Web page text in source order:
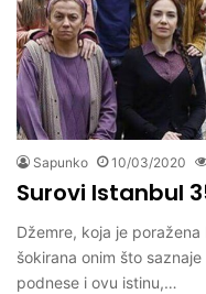
Sapunko 10/03/2020
Surovi Istanbul
Džemre, koja je
šokirana onim što
podnese i ovu istinu,…